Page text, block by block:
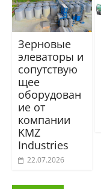
Зерновые
элеваторы и
сопутствую
щее
оборудован
ие от
компании
KMZ
Industries
22.07.2026